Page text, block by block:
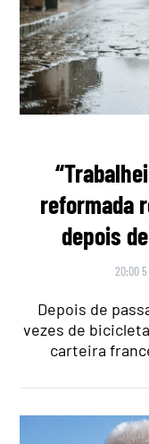
reformada
depois
20:00
Depois de
vezes de
carteira